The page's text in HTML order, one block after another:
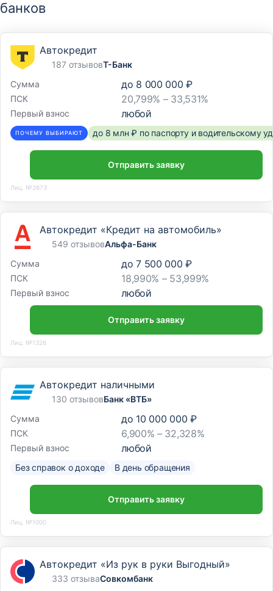
Адоратского, д. 31 А
Отделение
Дополнительный офис №67/0/17
420111, Республика Татартан, г. Казань, ул. Пушкина,
д. 13/52
банков
Автокредит
187 отзывовТ-Банк
Сумма
до 8 000 000 ₽
ПСК 20,799% – 33,531%
Первый взнос любой
ПОЧЕМУ ВЫБИРАЮТ до 8 млн ₽ по паспорту и водительскому
Отправить заявку
Лиц. №2673
Автокредит «Кредит на автомобиль»
549 отзывовАльфа-Банк
Сумма
до 7 500 000 ₽
ПСК 18,990% – 53,999%
Первый взнос любой
Отправить заявку
Лиц. №1326
Автокредит наличными
130 отзывовБанк «ВТБ»
Сумма
до 10 000 000 ₽
ПСК 6,900% – 32,328%
Первый взнос любой
Без справок о доходе В день обращения
Отправить заявку
Лиц. №1000
Автокредит «Из рук в руки Выгодный»
333 отзываСовкомбанк